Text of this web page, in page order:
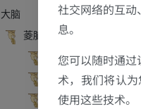
大脑
菱脑 ;后脑
外部形态
内部形态
延髓
优质会员
下肢MRI
优质会员
社交网络的互
息。
您可以随时通
术，我们将认
使用这些技术。